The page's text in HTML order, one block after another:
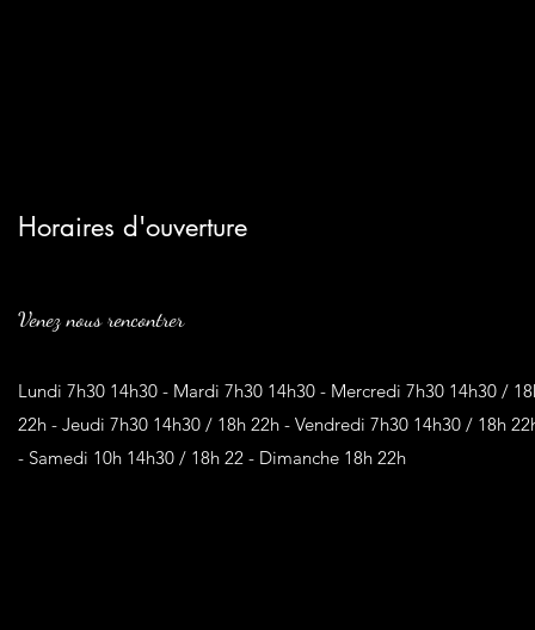
Horaires d'ouverture
Venez nous rencontrer
Lundi 7h30 14h30 - Mardi 7h30 14h30 - Mercredi 7h30 14h30 /
22h - Jeudi 7h30 14h30 / 18h 22h - Vendredi 7h30 14h30 / 18h
- Samedi 10h 14h30 / 18h 22 - Dimanche 18h 22h